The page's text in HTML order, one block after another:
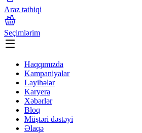
Araz tətbiqi
Seçimlərim
Haqqımızda
Kampaniyalar
Layihələr
Karyera
Xəbərlər
Bloq
Müştəri dəstəyi
Əlaqə